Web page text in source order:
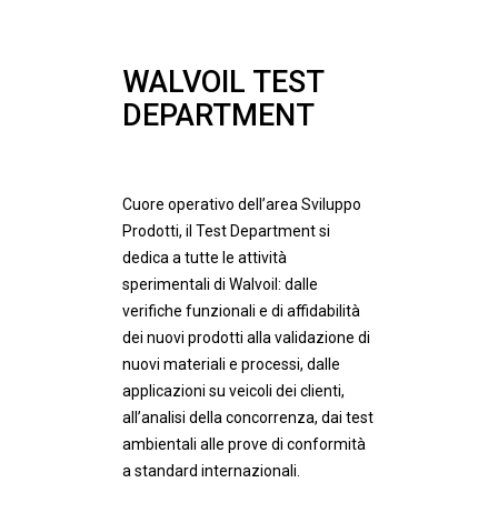
WALVOIL TEST
DEPARTMENT
Cuore operativo dell’area Sviluppo
Prodotti, il Test Department si
dedica a tutte le attività
sperimentali di Walvoil: dalle
verifiche funzionali e di affidabilità
dei nuovi prodotti alla validazione di
nuovi materiali e processi, dalle
applicazioni su veicoli dei clienti,
all’analisi della concorrenza, dai test
ambientali alle prove di conformità
a standard internazionali.